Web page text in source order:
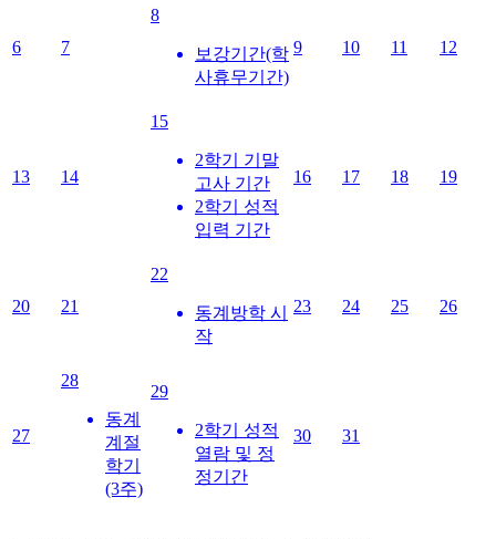
6 7
8
보강기간(학
사휴무기간)
9 10 11 12
13 14
15
2학기 기말
고사 기간
2학기 성적
입력 기간
16 17 18 19
20 21
22
동계방학 시
작
23 24 25 26
27
28
동계
계절
학기
(3주)
29
2학기 성적
열람 및 정
정기간
30 31